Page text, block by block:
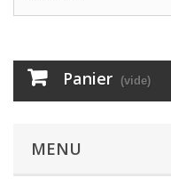
Panier (vide)
MENU